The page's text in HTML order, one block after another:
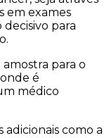
em exames
decisivo para
para o
é
médico
adicionais como a